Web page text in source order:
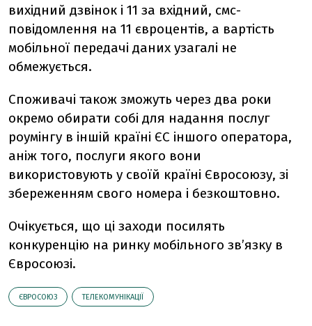
вихідний дзвінок і 11 за вхідний, смс-
повідомлення на 11 євроцентів, а вартість
мобільної передачі даних узагалі не
обмежується.
Споживачі також зможуть через два роки
окремо обирати собі для надання послуг
роумінгу в іншій країні ЄС іншого оператора,
аніж того, послуги якого вони
використовують у своїй країні Євросоюзу, зі
збереженням свого номера і безкоштовно.
Очікується, що ці заходи посилять
конкуренцію на ринку мобільного зв’язку в
Євросоюзі.
ЄВРОСОЮЗ ТЕЛЕКОМУНІКАЦІЇ